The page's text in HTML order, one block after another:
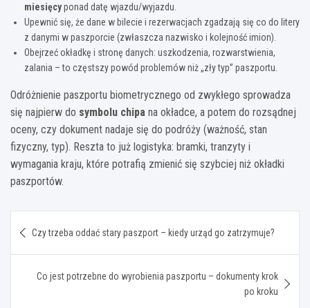
miesięcyponad datę wjazdu/wyjazdu.
Upewnić się, że dane w bilecie i rezerwacjach zgadzają się co do litery
z danymi w paszporcie (zwłaszcza nazwisko i kolejność imion).
Obejrzeć okładkę i stronę danych: uszkodzenia, rozwarstwienia,
zalania – to częstszy powód problemów niż „zły typ” paszportu.
Odróżnienie paszportu biometrycznego od zwykłego sprowadza
się najpierw do symbolu chipa na okładce, a potem do rozsądnej
oceny, czy dokument nadaje się do podróży (ważność, stan
fizyczny, typ). Reszta to już logistyka: bramki, tranzyty i
wymagania kraju, które potrafią zmienić się szybciej niż okładki
paszportów.
wpisu
Czy trzeba oddać stary paszport – kiedy urząd go zatrzymuje?
Co jest potrzebne do wyrobienia paszportu – dokumenty krok
po kroku